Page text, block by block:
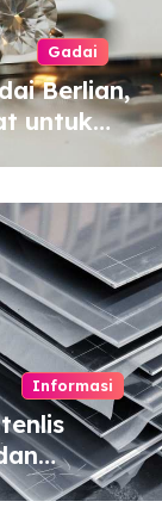
Gadai
Berlian,
untuk
Informasi